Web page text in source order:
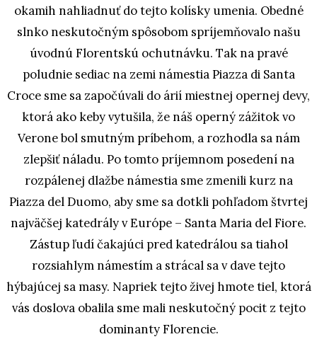
okamih nahliadnuť do tejto kolísky umenia. Obedné
slnko neskutočným spôsobom spríjemňovalo našu
úvodnú Florentskú ochutnávku. Tak na pravé
poludnie sediac na zemi námestia Piazza di Santa
Croce sme sa započúvali do árií miestnej opernej devy,
ktorá ako keby vytušila, že náš operný zážitok vo
Verone bol smutným príbehom, a rozhodla sa nám
zlepšiť náladu. Po tomto príjemnom posedení na
rozpálenej dlažbe námestia sme zmenili kurz na
Piazza del Duomo, aby sme sa dotkli pohľadom štvrtej
najväčšej katedrály v Európe – Santa Maria del Fiore.
Zástup ľudí čakajúci pred katedrálou sa tiahol
rozsiahlym námestím a strácal sa v dave tejto
hýbajúcej sa masy. Napriek tejto živej hmote tiel, ktorá
vás doslova obalila sme mali neskutočný pocit z tejto
dominanty Florencie.